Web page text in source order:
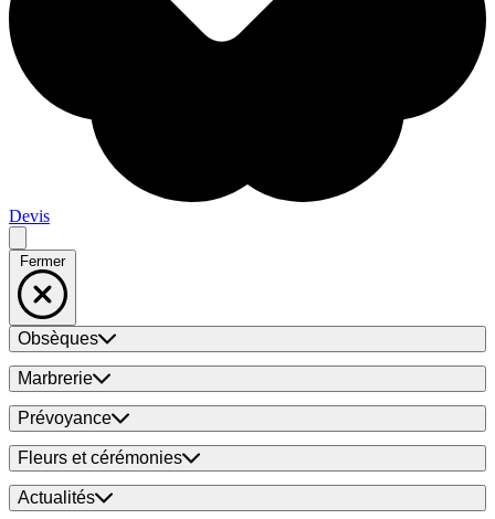
Devis
Fermer
Obsèques
Marbrerie
Prévoyance
Fleurs et cérémonies
Actualités